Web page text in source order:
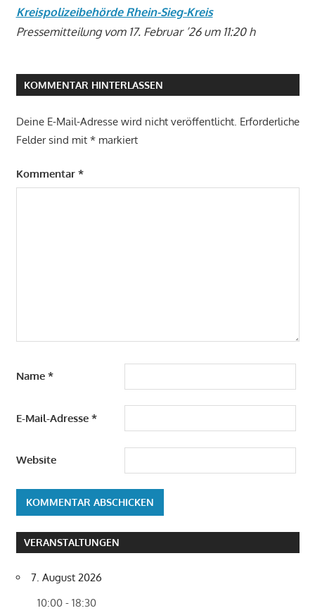
Kreispolizeibehörde Rhein-Sieg-Kreis
Pressemitteilung vom 17. Februar ’26 um 11:20 h
KOMMENTAR HINTERLASSEN
Deine E-Mail-Adresse wird nicht veröffentlicht. Erforderliche
Felder sind mit *markiert
Kommentar *
Name *
E-Mail-Adresse *
Website
VERANSTALTUNGEN
7. August 2026
10:00 - 18:30